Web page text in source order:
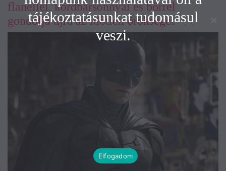
flanellel, kordbársonnyal és bőrrel
gondolja újra az időtlen örökséget
tájékoztatásunkat tudomásul
veszi.
Elfogadom